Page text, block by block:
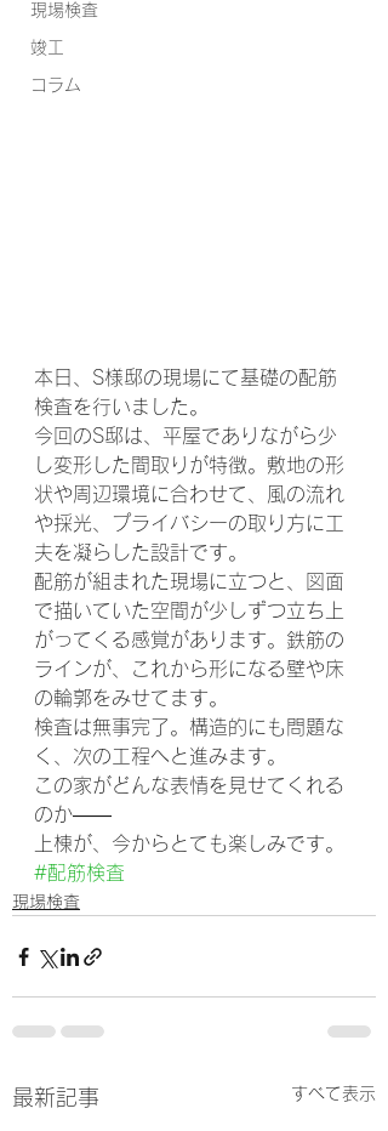
現場検査
竣工
コラム
本日、S様邸の現場にて基礎の配筋
検査を行いました。
今回のS邸は、平屋でありながら少
し変形した間取りが特徴。敷地の形
状や周辺環境に合わせて、風の流れ
や採光、プライバシーの取り方に工
夫を凝らした設計です。
配筋が組まれた現場に立つと、図面
で描いていた空間が少しずつ立ち上
がってくる感覚があります。鉄筋の
ラインが、これから形になる壁や床
の輪郭をみせてます。
検査は無事完了。構造的にも問題な
く、次の工程へと進みます。
この家がどんな表情を見せてくれる
のか——
上棟が、今からとても楽しみです。
#配筋検査
現場検査
最新記事 すべて表示